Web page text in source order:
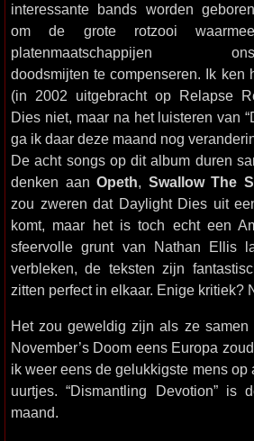
interessante bands worden geboren
om de grote rotzooi waarmee
platenmaatschappijen ons
doodsmijten te compenseren. Ik ken
(in 2002 uitgebracht op Relapse
Dies niet, maar na het luisteren van
ga ik daar deze maand nog
De acht songs op dit album duren
denken aan Opeth, Swallow The
zou zweren dat Daylight Dies uit
komt, maar het is toch echt een
sfeervolle grunt van Nathan Ellis
verbleken, de teksten zijn
zitten perfect in elkaar. Enige kritiek?
Het zou geweldig zijn als ze samen
November’s Doom eens Europa
ik weer eens de gelukkigste mens op
uurtjes. “Dismantling Devotion” is
maand.